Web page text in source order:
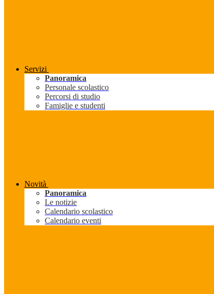
Servizi
Panoramica
Personale scolastico
Percorsi di studio
Famiglie e studenti
Novità
Panoramica
Le notizie
Calendario scolastico
Calendario eventi